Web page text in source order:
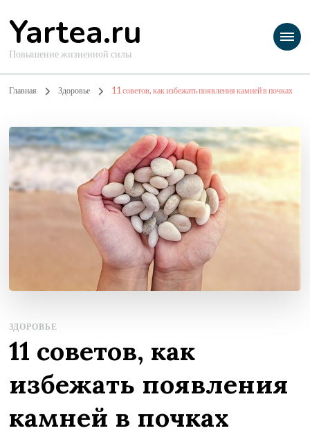
Yartea.ru
Повышение жизненной силы
Главная Здоровье 11 советов, как избежать появления камней в почках
ЗДОРОВЬЕ
11 советов, как
избежать появления
камней в почках